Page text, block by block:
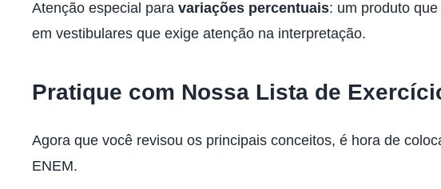
Atenção especial para variações percentuais: um produto
em vestibulares que exige atenção na interpretação.
Pratique com Nossa Lista de
Agora que você revisou os principais conceitos, é hora de
ENEM.